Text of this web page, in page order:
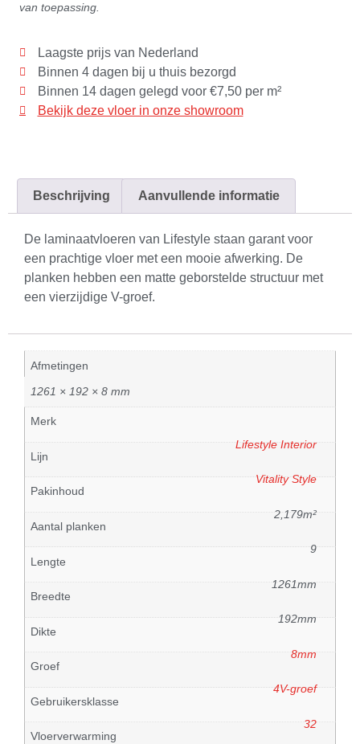
van toepassing.
Laagste prijs van Nederland
Binnen 4 dagen bij u thuis bezorgd
Binnen 14 dagen gelegd voor €7,50 per m²
Bekijk deze vloer in onze showroom
Beschrijving Aanvullende informatie
De laminaatvloeren van Lifestyle staan garant voor
een prachtige vloer met een mooie afwerking. De
planken hebben een matte geborstelde structuur met
een vierzijdige V-groef.
Afmetingen
1261 × 192 × 8 mm
Merk
Lifestyle Interior
Lijn
Vitality Style
Pakinhoud
2,179m²
Aantal planken
9
Lengte
1261mm
Breedte
192mm
Dikte
8mm
Groef
4V-groef
Gebruikersklasse
32
Vloerverwarming